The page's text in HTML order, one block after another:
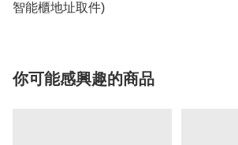
智能櫃地址取件)
你可能感興趣的商品